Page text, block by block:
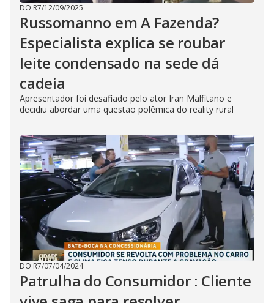
DO R7/12/09/2025
Russomanno em A Fazenda?
Especialista explica se roubar
leite condensado na sede dá
cadeia
Apresentador foi desafiado pelo ator Iran Malfitano e
decidiu abordar uma questão polêmica do reality rural
DO R7/07/04/2024
Patrulha do Consumidor : Cliente